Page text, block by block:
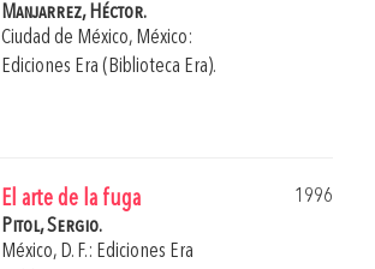
Manjarrez, Héctor.
Ciudad de México, México:
Ediciones Era (Biblioteca Era).
El arte de la fuga
1996
Pitol, Sergio.
México, D. F.: Ediciones Era